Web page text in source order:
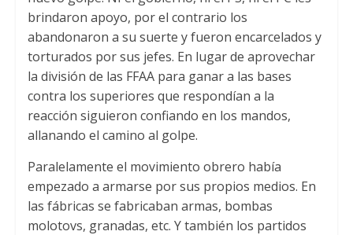
brindaron apoyo, por el contrario los
abandonaron a su suerte y fueron encarcelados y
torturados por sus jefes. En lugar de aprovechar
la división de las FFAA para ganar a las bases
contra los superiores que respondían a la
reacción siguieron confiando en los mandos,
allanando el camino al golpe.
Paralelamente el movimiento obrero había
empezado a armarse por sus propios medios. En
las fábricas se fabricaban armas, bombas
molotovs, granadas, etc. Y también los partidos